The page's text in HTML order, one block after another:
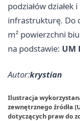
podziałów
infrastrukturę. Do
m² powierzchni
na podstawie: UM
Autor:krystian
Ilustracja
zewnętrznego źródła
dotyczących praw do